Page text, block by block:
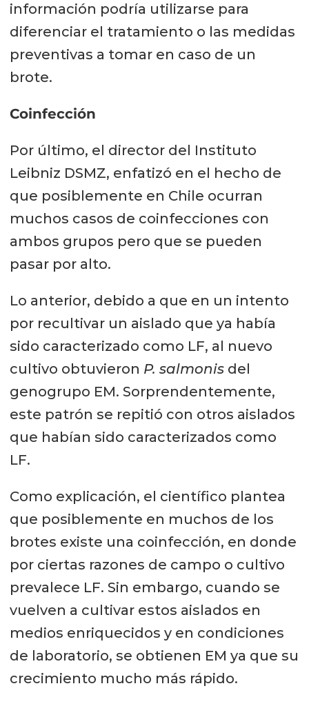
información podría utilizarse para
diferenciar el tratamiento o las medidas
preventivas a tomar en caso de un
brote.
Coinfección
Por último, el director del Instituto
Leibniz DSMZ, enfatizó en el hecho de
que posiblemente en Chile ocurran
muchos casos de coinfecciones con
ambos grupos pero que se pueden
pasar por alto.
Lo anterior, debido a que en un intento
por recultivar un aislado que ya había
sido caracterizado como LF, al nuevo
cultivo obtuvieron P. salmonisdel
genogrupo EM. Sorprendentemente,
este patrón se repitió con otros aislados
que habían sido caracterizados como
LF.
Como explicación, el científico plantea
que posiblemente en muchos de los
brotes existe una coinfección, en donde
por ciertas razones de campo o cultivo
prevalece LF. Sin embargo, cuando se
vuelven a cultivar estos aislados en
medios enriquecidos y en condiciones
de laboratorio, se obtienen EM ya que su
crecimiento mucho más rápido.